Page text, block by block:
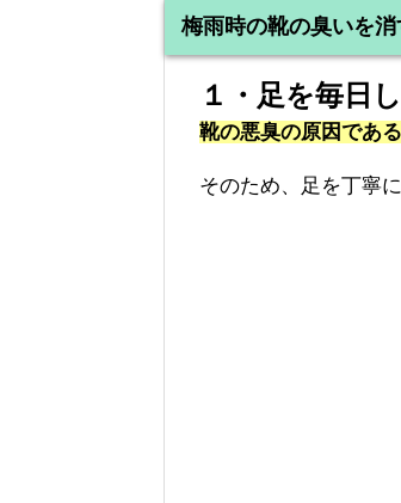
梅雨時の靴の臭いを消
１・足を毎日
靴の悪臭の原因であ
そのため、足を丁寧